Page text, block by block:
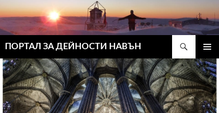
ПОРТАЛ ЗА ДЕЙНОСТИ НАВЪН
МЕНЮ
СЪДЪРЖАНИЕТО